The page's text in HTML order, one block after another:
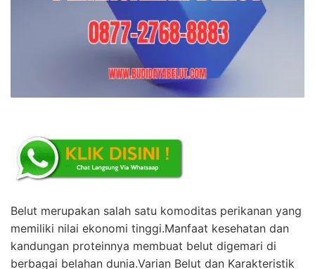
Belut merupakan salah satu komoditas perikanan yang
memiliki nilai ekonomi tinggi.Manfaat kesehatan dan
kandungan proteinnya membuat belut digemari di
berbagai belahan dunia.Varian Belut dan Karakteristik